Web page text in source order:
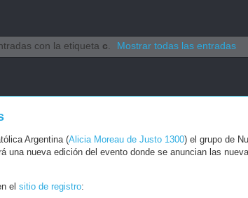
con la etiqueta c. Mostrar todas las entradas
Argentina (Alicia Moreau de Justo 1300) el grupo de
una nueva edición del evento donde se anuncian las
el sitio de registro: